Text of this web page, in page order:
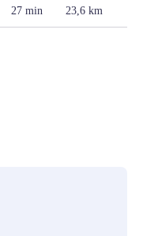
27 min 23,6 km